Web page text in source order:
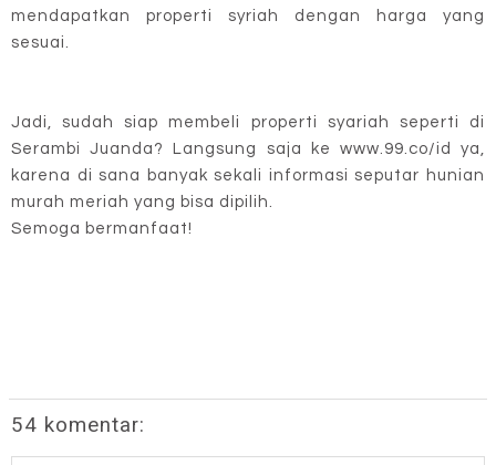
mendapatkan properti syriah dengan harga yang
sesuai.
Jadi, sudah siap membeli properti syariah seperti di
Serambi Juanda? Langsung saja ke www.99.co/id ya,
karena di sana banyak sekali informasi seputar hunian
murah meriah yang bisa dipilih.
Semoga bermanfaat!
54 komentar: